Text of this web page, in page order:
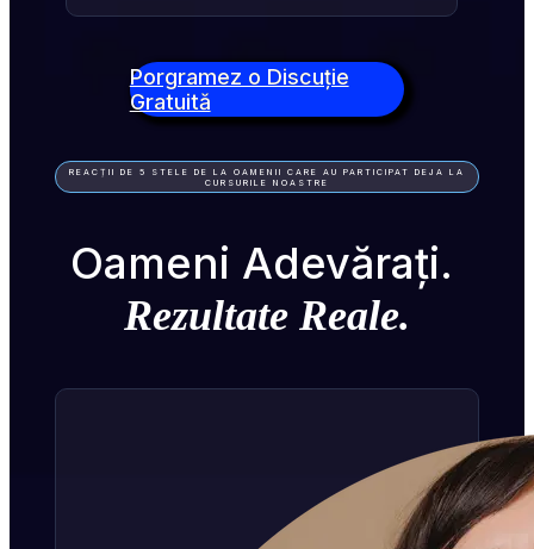
Porgramez o Discuție
Gratuită
REACȚII DE 5 STELE DE LA OAMENII CARE AU PARTICIPAT DEJA LA
CURSURILE NOASTRE
Oameni Adevărați.
Rezultate Reale.